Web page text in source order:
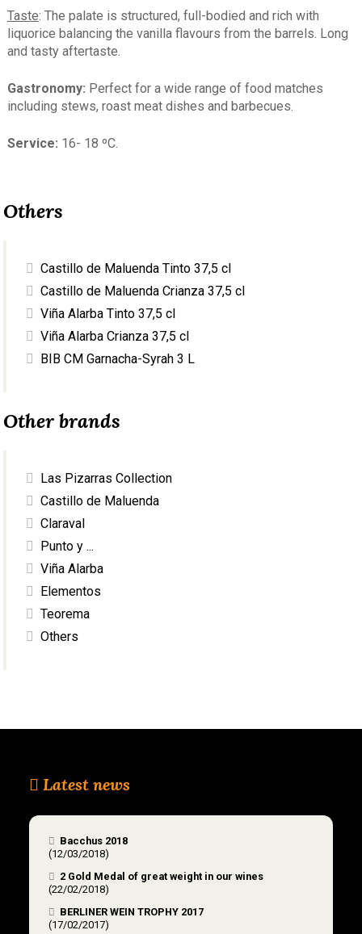
Taste: The palate is structured, full-bodied and rich with
liquorice balancing the vanilla flavours from the barrels. Long
and tasty aftertaste.
Gastronomy: Perfect for a wide range of food matches
including stews, roast meat dishes and barbecues.
Service: 16- 18 ºC.
Others
Castillo de Maluenda Tinto 37,5 cl
Castillo de Maluenda Crianza 37,5 cl
Viña Alarba Tinto 37,5 cl
Viña Alarba Crianza 37,5 cl
BIB CM Garnacha-Syrah 3 L
Other brands
Las Pizarras Collection
Castillo de Maluenda
Claraval
Punto y ...
Viña Alarba
Elementos
Teorema
Others
Latest news
Bacchus 2018
(12/03/2018)
2 Gold Medal of great weight in our wines
(22/02/2018)
BERLINER WEIN TROPHY 2017
(17/02/2017)